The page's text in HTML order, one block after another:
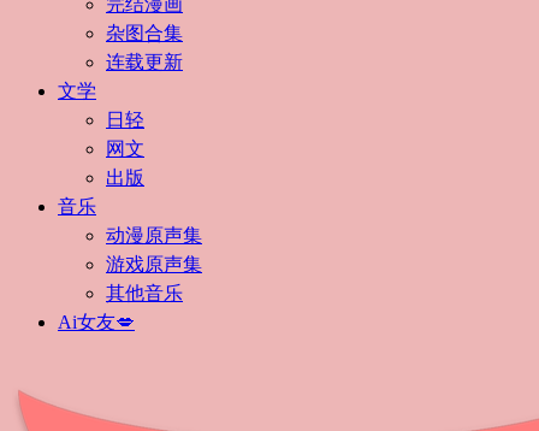
完结漫画
杂图合集
连载更新
文学
日轻
网文
出版
音乐
动漫原声集
游戏原声集
其他音乐
Ai女友💋